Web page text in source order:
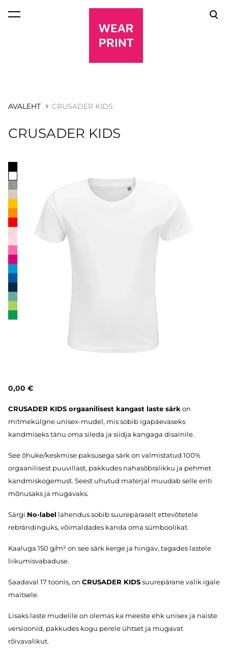
lisati ostukorvi.
AVALEHT CRUSADER KIDS
CRUSADER KIDS
0,00 €
CRUSADER KIDS orgaanilisest kangast laste särk on
mitmekülgne unisex-mudel, mis sobib igapäevaseks
kandmiseks tänu oma sileda ja siidja kangaga disainile.
See õhuke/keskmise paksusega särk on valmistatud 100%
orgaanilisest puuvillast, pakkudes nahasõbralikku ja pehmet
kandmiskogemust. Seest uhutud materjal muudab selle eriti
mõnusaks ja mugavaks.
Särgi No-label lahendus sobib suurepäraselt ettevõtetele
rebrändinguks, võimaldades kanda oma sümboolikat.
Kaaluga 150 g/m² on see särk kerge ja hingav, tagades lastele
liikumisvabaduse.
Saadaval 17 toonis, on CRUSADER KIDSsuurepärane valik igale
maitsele.
Lisaks laste mudelile on olemas ka meeste ehk unisex ja naiste
versioonid, pakkudes kogu perele ühtset ja mugavat
rõivavalikut.